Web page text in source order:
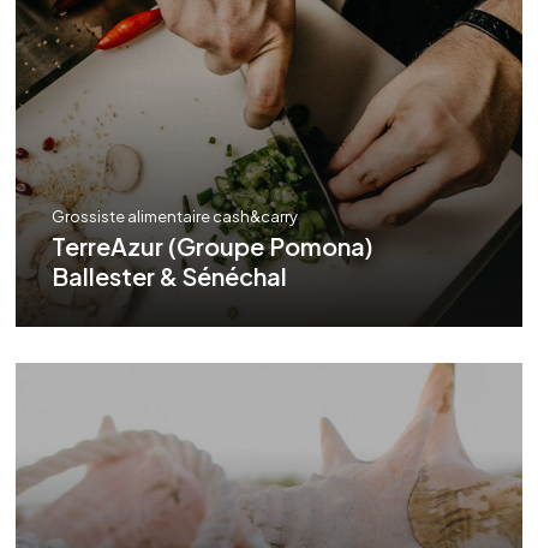
Grossiste alimentaire cash&carry
TerreAzur (Groupe Pomona)
Ballester & Sénéchal